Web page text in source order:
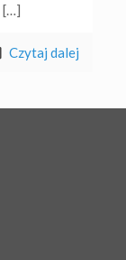
[…]
Czytaj dalej